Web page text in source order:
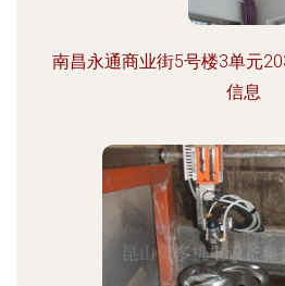
南昌永通商业街5号楼3单元
信息